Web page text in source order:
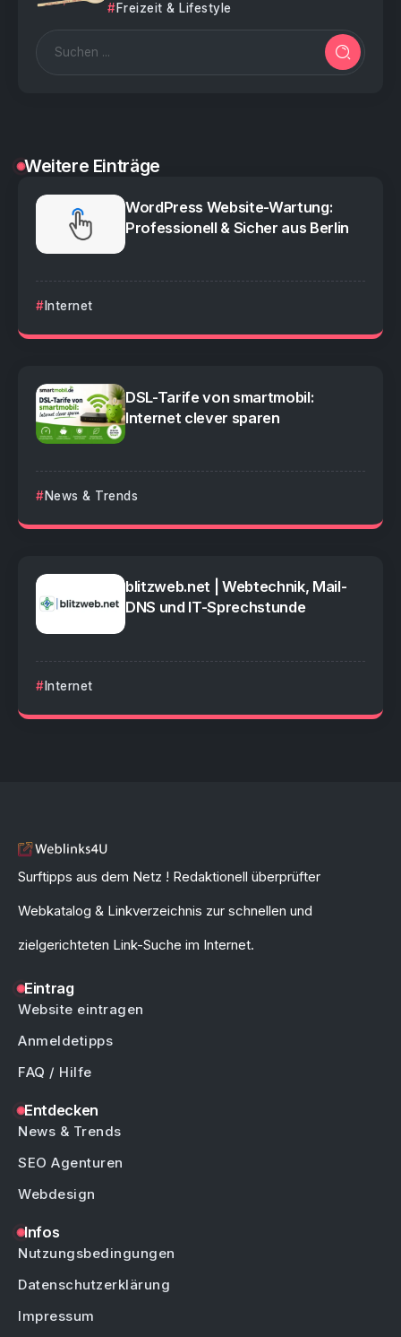
Freizeit & Lifestyle
Weitere Einträge
WordPress Website-Wartung:
Professionell & Sicher aus Berlin
Internet
DSL-Tarife von smartmobil:
Internet clever sparen
News & Trends
blitzweb.net | Webtechnik, Mail-
DNS und IT-Sprechstunde
Internet
Surftipps aus dem Netz ! Redaktionell überprüfter
Webkatalog & Linkverzeichnis zur schnellen und
zielgerichteten Link-Suche im Internet.
Eintrag
Website eintragen
Anmeldetipps
FAQ / Hilfe
Entdecken
News & Trends
SEO Agenturen
Webdesign
Infos
Nutzungsbedingungen
Datenschutzerklärung
Impressum